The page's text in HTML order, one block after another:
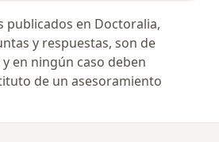
publicados en Doctoralia,
y respuestas, son de
en ningún caso deben
de un asesoramiento